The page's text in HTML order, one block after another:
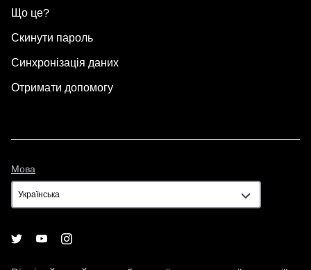
Що це?
Скинути пароль
Синхронізація даних
Отримати допомогу
Мова